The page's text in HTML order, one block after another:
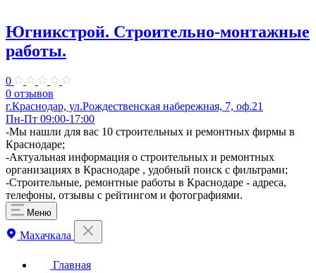
Югникстрой. Строительно-монтажные
работы.
0
0 отзывов
г.Краснодар, ул.Рождественская набережная, 7, оф.21
Пн-Пт 09:00-17:00
-Мы нашли для вас 10 строительных и ремонтных фирмы в
Краснодаре;
-Актуальная информация о строительных и ремонтных
организациях в Краснодаре , удобный поиск с фильтрами;
-Строительные, ремонтные работы в Краснодаре - адреса,
телефоны, отзывы с рейтингом и фотографиями.
Меню
Махачкала
Главная